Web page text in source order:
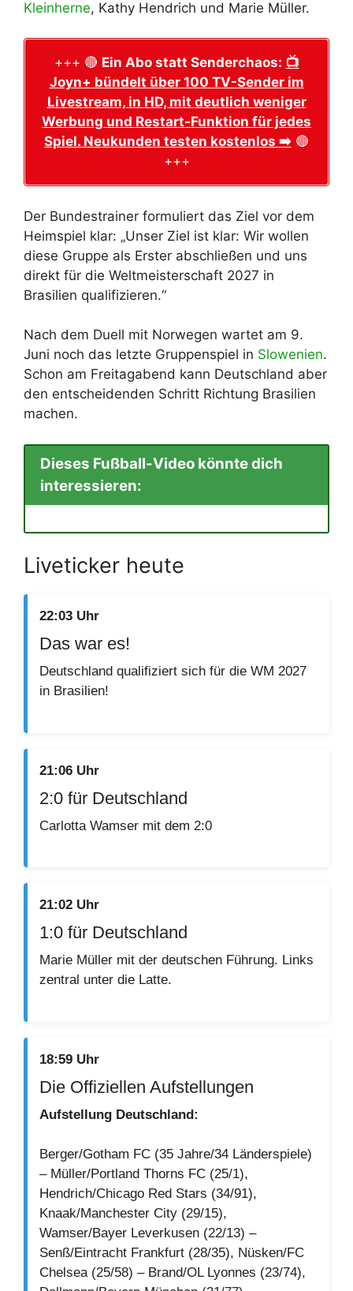
Kleinherne, Kathy Hendrich und Marie Müller.
+++ 🔴 Ein Abo statt Senderchaos: 📺
Joyn+ bündelt über 100 TV-Sender im
Livestream, in HD, mit deutlich weniger
Werbung und Restart-Funktion für jedes
Spiel. Neukunden testen kostenlos ➡️ 🔴
+++
Der Bundestrainer formuliert das Ziel vor dem
Heimspiel klar: „Unser Ziel ist klar: Wir wollen
diese Gruppe als Erster abschließen und uns
direkt für die Weltmeisterschaft 2027 in
Brasilien qualifizieren.“
Nach dem Duell mit Norwegen wartet am 9.
Juni noch das letzte Gruppenspiel in Slowenien.
Schon am Freitagabend kann Deutschland aber
den entscheidenden Schritt Richtung Brasilien
machen.
Dieses Fußball-Video könnte dich
interessieren:
Liveticker heute
22:03 Uhr
Das war es!
Deutschland qualifiziert sich für die WM 2027
in Brasilien!
21:06 Uhr
2:0 für Deutschland
Carlotta Wamser mit dem 2:0
21:02 Uhr
1:0 für Deutschland
Marie Müller mit der deutschen Führung. Links
zentral unter die Latte.
18:59 Uhr
Die Offiziellen Aufstellungen
Aufstellung Deutschland:
Berger/Gotham FC (35 Jahre/34 Länderspiele)
– Müller/Portland Thorns FC (25/1),
Hendrich/Chicago Red Stars (34/91),
Knaak/Manchester City (29/15),
Wamser/Bayer Leverkusen (22/13) –
Senß/Eintracht Frankfurt (28/35), Nüsken/FC
Chelsea (25/58) – Brand/OL Lyonnes (23/74),